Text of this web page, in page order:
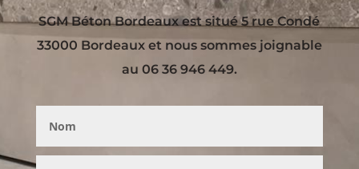
SGM Béton Bordeaux est situé 5 rue Condé
33000 Bordeaux et nous sommes joignable
au 06 36 946 449.